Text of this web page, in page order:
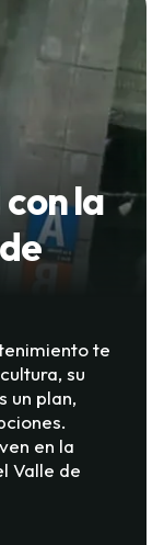
la
te
su
un plan,
en la
Valle de